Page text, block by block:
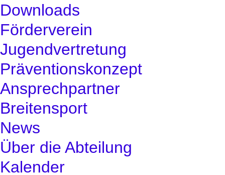
Downloads
Förderverein
Jugendvertretung
Präventionskonzept
Ansprechpartner
Breitensport
News
Über die Abteilung
Kalender